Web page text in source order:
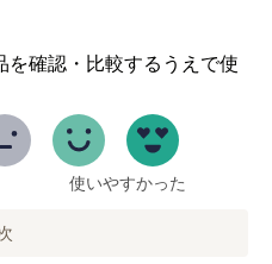
を確認・比較するうえで使
使いやすかった